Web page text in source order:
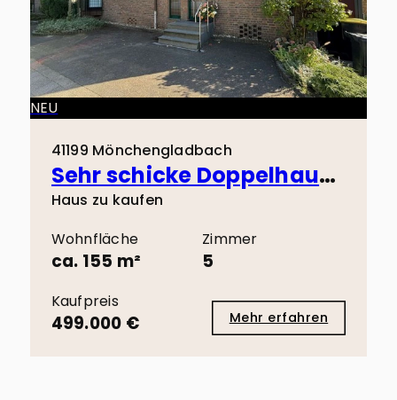
NEU
41199 Mönchengladbach
Sehr schicke Doppelhaushälfte in Toplage von Odenkirchen!
Haus zu kaufen
Wohnfläche
ca. 155 m²
Zimmer
5
Kaufpreis
499.000 € Mehr erfahren